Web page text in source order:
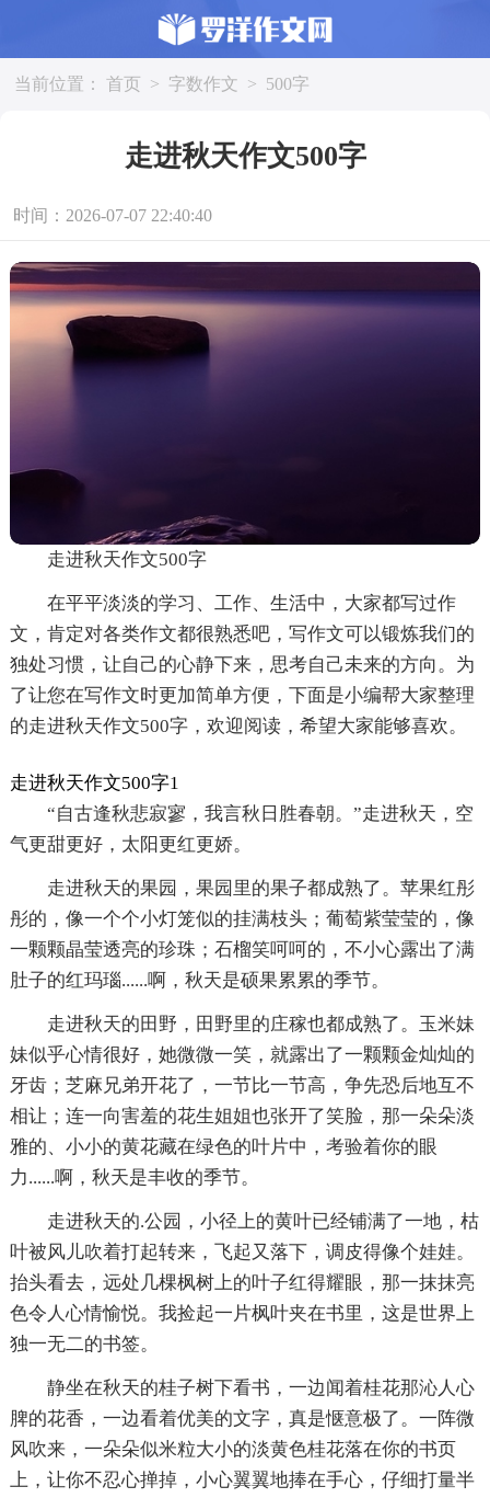
当前位置： 首页 > 字数作文 > 500字
走进秋天作文500字
时间：2026-07-07 22:40:40
走进秋天作文500字
在平平淡淡的学习、工作、生活中，大家都写过作
文，肯定对各类作文都很熟悉吧，写作文可以锻炼我们的
独处习惯，让自己的心静下来，思考自己未来的方向。为
了让您在写作文时更加简单方便，下面是小编帮大家整理
的走进秋天作文500字，欢迎阅读，希望大家能够喜欢。
走进秋天作文500字1
“自古逢秋悲寂寥，我言秋日胜春朝。”走进秋天，空
气更甜更好，太阳更红更娇。
走进秋天的果园，果园里的果子都成熟了。苹果红彤
彤的，像一个个小灯笼似的挂满枝头；葡萄紫莹莹的，像
一颗颗晶莹透亮的珍珠；石榴笑呵呵的，不小心露出了满
肚子的红玛瑙......啊，秋天是硕果累累的季节。
走进秋天的田野，田野里的庄稼也都成熟了。玉米妹
妹似乎心情很好，她微微一笑，就露出了一颗颗金灿灿的
牙齿；芝麻兄弟开花了，一节比一节高，争先恐后地互不
相让；连一向害羞的花生姐姐也张开了笑脸，那一朵朵淡
雅的、小小的黄花藏在绿色的叶片中，考验着你的眼
力......啊，秋天是丰收的季节。
走进秋天的.公园，小径上的黄叶已经铺满了一地，枯
叶被风儿吹着打起转来，飞起又落下，调皮得像个娃娃。
抬头看去，远处几棵枫树上的叶子红得耀眼，那一抹抹亮
色令人心情愉悦。我捡起一片枫叶夹在书里，这是世界上
独一无二的书签。
静坐在秋天的桂子树下看书，一边闻着桂花那沁人心
脾的花香，一边看着优美的文字，真是惬意极了。一阵微
风吹来，一朵朵似米粒大小的淡黄色桂花落在你的书页
上，让你不忍心掸掉，小心翼翼地捧在手心，仔细打量半